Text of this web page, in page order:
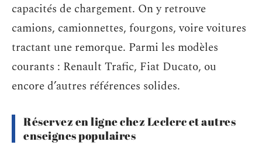
capacités de chargement. On y retrouve
camions, camionnettes, fourgons, voire voitures
tractant une remorque. Parmi les modèles
courants : Renault Trafic, Fiat Ducato, ou
encore d’autres références solides.
Réservez en ligne chez Leclerc et autres
enseignes populaires